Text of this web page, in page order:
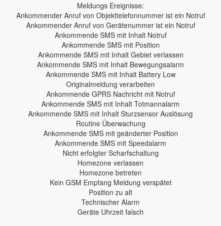
Meldungs Ereignisse:
Ankommender Anruf von Objekttelefonnummer ist ein Notruf
Ankommender Anruf von Gerätenummer ist ein Notruf
Ankommende SMS mit Inhalt Notruf
Ankommende SMS mit Position
Ankommende SMS mit Inhalt Gebiet verlassen
Ankommende SMS mit Inhalt Bewegungsalarm
Ankommende SMS mit Inhalt Battery Low
Originalmeldung verarbeiten
Ankommende GPRS Nachricht mit Notruf
Ankommende SMS mit Inhalt Totmannalarm
Ankommende SMS mit Inhalt Sturzsensor Auslösung
Routine Überwachung
Ankommende SMS mit geänderter Position
Ankommende SMS mit Speedalarm
Nicht erfolgter Scharfschaltung
Homezone verlassen
Homezone betreten
Kein GSM Empfang Meldung verspätet
Position zu alt
Technischer Alarm
Geräte Uhrzeit falsch